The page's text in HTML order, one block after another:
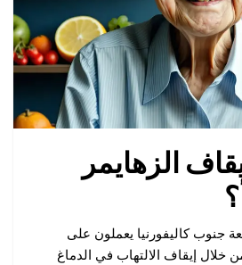
الزهايمر
جنوب كاليفورنيا يعملون على
إيقاف الالتهاب في الدماغ